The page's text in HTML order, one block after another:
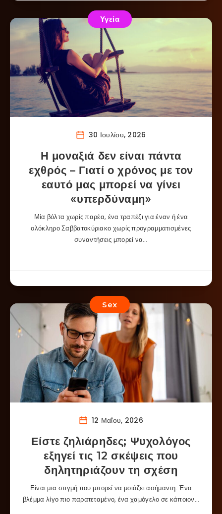
Υγεία
30 Ιουλίου, 2026
Η μοναξιά δεν είναι πάντα
εχθρός – Γιατί ο χρόνος με τον
εαυτό μας μπορεί να γίνει
«υπερδύναμη»
Μία βόλτα χωρίς παρέα, ένα τραπέζι για έναν ή ένα
ολόκληρο Σαββατοκύριακο χωρίς προγραμματισμένες
συναντήσεις μπορεί να…
Sex
12 Μαΐου, 2026
Είστε ζηλιάρηδες; Ψυχολόγος
εξηγεί τις 12 σκέψεις που
δηλητηριάζουν τη σχέση
Είναι μια στιγμή που μπορεί να μοιάζει ασήμαντη: Ένα
βλέμμα λίγο πιο παρατεταμένο, ένα χαμόγελο σε κάποιον…